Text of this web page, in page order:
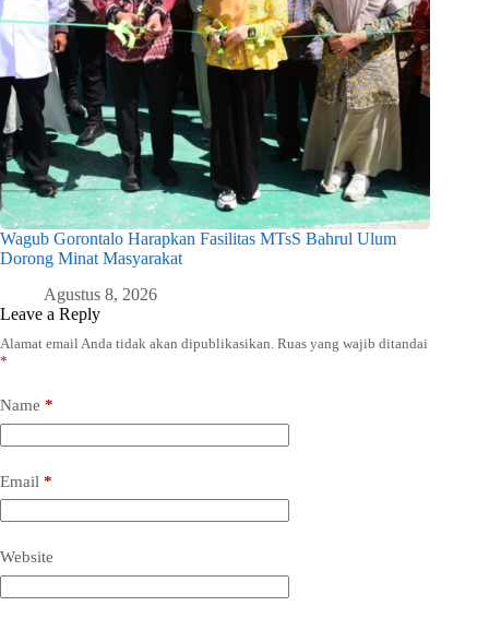
Wagub Gorontalo Harapkan Fasilitas MTsS Bahrul Ulum
Dorong Minat Masyarakat
Agustus 8, 2026
Leave a Reply
Alamat email Anda tidak akan dipublikasikan. Ruas yang wajib ditandai
*
Name *
Email *
Website